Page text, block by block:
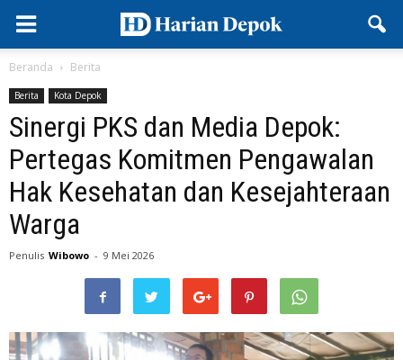
Beranda Berita
Berita Kota Depok
Sinergi PKS dan Media Depok:
Pertegas Komitmen Pengawalan
Hak Kesehatan dan Kesejahteraan
Warga
Penulis Wibowo - 9 Mei 2026